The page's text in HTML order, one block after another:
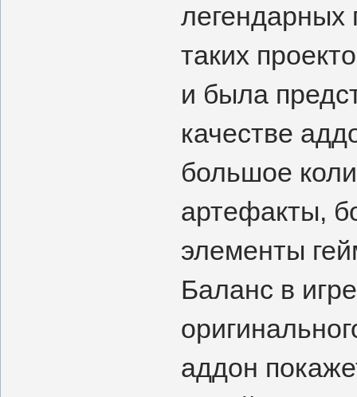
легендарных
таких
и была
качестве
большое
артефакты,
элементы
Баланс в
аддон